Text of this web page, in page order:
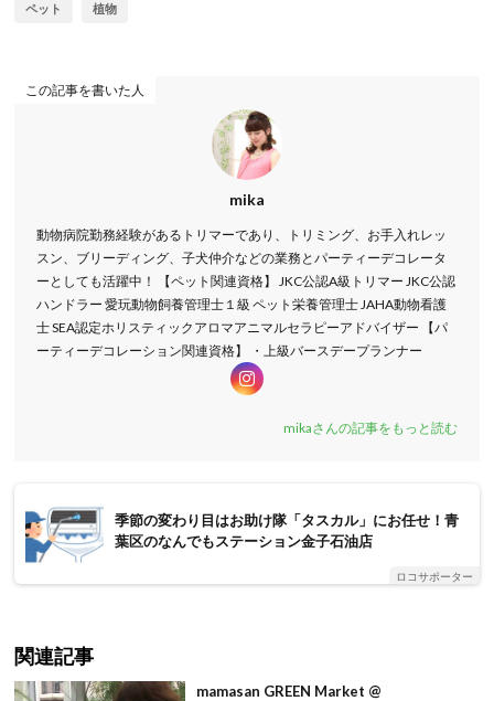
ペット 植物
この記事を書いた人
mika
動物病院勤務経験があるトリマーであり、トリミング、お手入れレッ
スン、ブリーディング、子犬仲介などの業務とパーティーデコレータ
ーとしても活躍中！ 【ペット関連資格】 JKC公認A級トリマー JKC公認
ハンドラー 愛玩動物飼養管理士１級 ペット栄養管理士 JAHA動物看護
士 SEA認定ホリスティックアロマアニマルセラピーアドバイザー 【パ
ーティーデコレーション関連資格】 ・上級バースデープランナー
mikaさんの記事をもっと読む
季節の変わり目はお助け隊「タスカル」にお任せ！青
葉区のなんでもステーション金子石油店
ロコサポーター
関連記事
mamasan GREEN Market @